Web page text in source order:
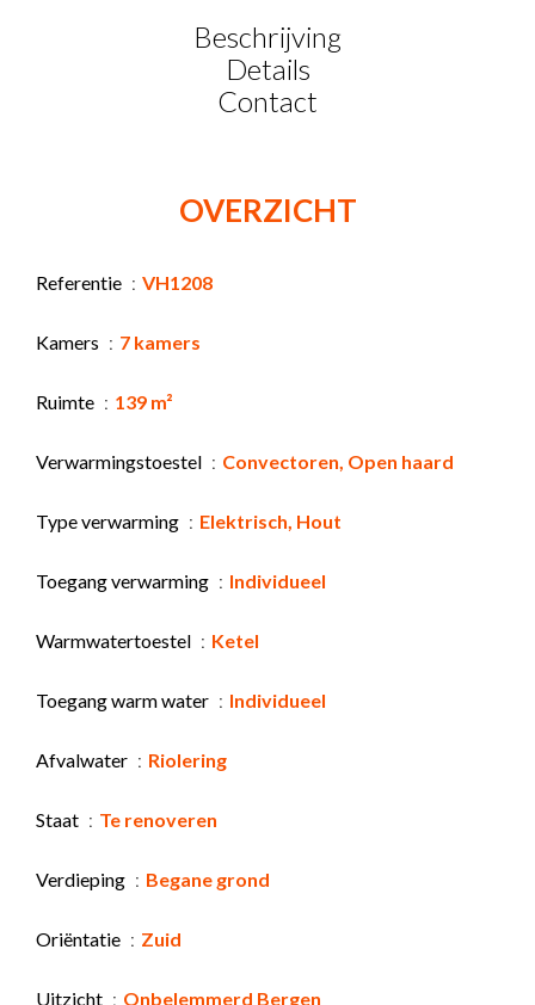
Beschrijving
Details
Contact
OVERZICHT
Referentie VH1208
Kamers 7 kamers
Ruimte 139 m²
Verwarmingstoestel Convectoren, Open haard
Type verwarming Elektrisch, Hout
Toegang verwarming Individueel
Warmwatertoestel Ketel
Toegang warm water Individueel
Afvalwater Riolering
Staat Te renoveren
Verdieping Begane grond
Oriëntatie Zuid
Uitzicht Onbelemmerd Bergen